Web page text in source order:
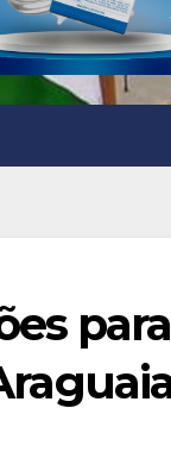
para